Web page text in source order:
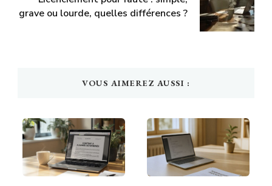
grave ou lourde, quelles différences ?
VOUS AIMEREZ AUSSI :